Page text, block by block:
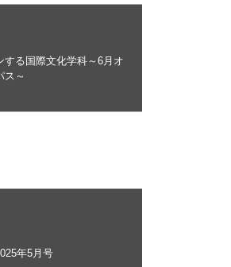
する国際文化学科～6月オ
ス～
年5月号